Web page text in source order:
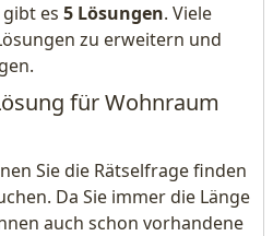
es 5 Lösungen. Viele
zu erweitern und
für Wohnraum
Sie die Rätselfrage finden
Da Sie immer die Länge
auch schon vorhandene